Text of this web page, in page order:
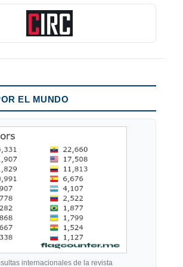
EL MUNDO
internacionales de la revista